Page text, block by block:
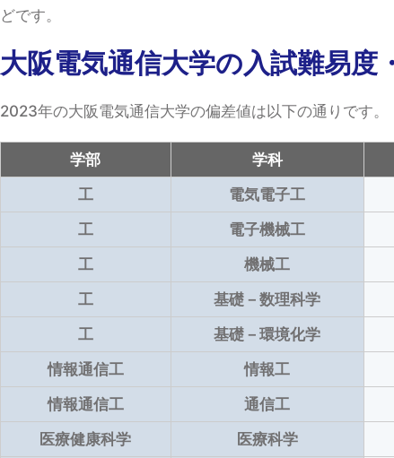
どです。
大阪電気通信大学の入試難易度
2023年の大阪電気通信大学の偏差値は以下の通りです。
学部 学科
工
電気電子工
工
電子機械工
工
機械工
工
基礎－数理科学
工
基礎－環境化学
情報通信工
情報工
情報通信工
通信工
医療健康科学
医療科学